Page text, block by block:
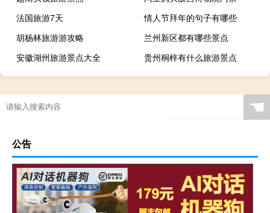
法国旅游7天
情人节拜年的句子有哪些
胡杨林旅游游攻略
兰州新区都有哪些景点
安徽湖州旅游景点大全
贵州桐梓有什么旅游景点
☚
公告